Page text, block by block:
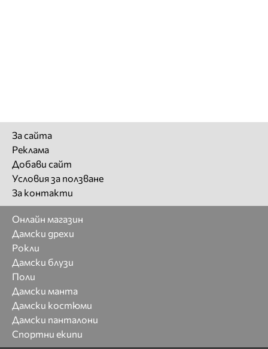
За сайта
Реклама
Добави сайт
Условия за ползване
За контакти
Онлайн магазин
Дамски дрехи
Рокли
Дамски блузи
Поли
Дамски манта
Дамски костюми
Дамски панталони
Спортни екипи